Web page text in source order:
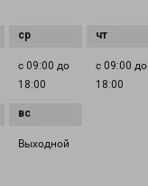
с 09:00 до
18:00
с 09:00 до
18:00
Выходной